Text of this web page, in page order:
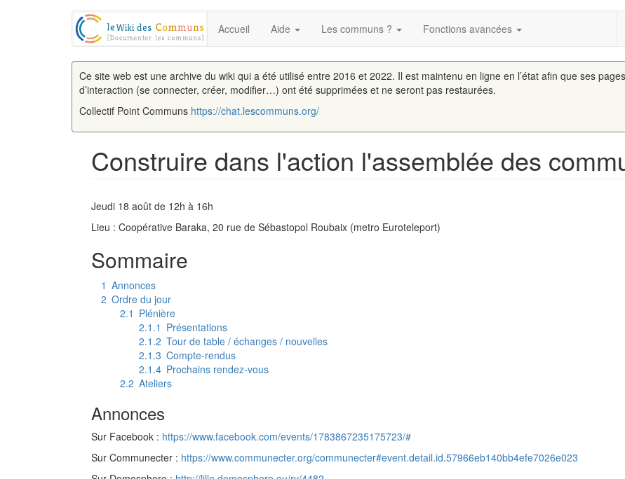
Accueil Aide Les communs ? Fonctions avancées
Ce site web est une archive du wiki qui a été utilisé entre 2016 et 2022. Il est maintenu en ligne en l’état afin que ses
d’interaction (se connecter, créer, modifier…) ont été supprimées et ne seront pas restaurées.
Collectif Point Communs https://chat.lescommuns.org/
Construire dans l'action l'assemblée des
Jeudi 18 août de 12h à 16h
Lieu : Coopérative Baraka, 20 rue de Sébastopol Roubaix (metro Euroteleport)
Sommaire
1 Annonces
2 Ordre du jour
2.1 Plénière
2.1.1 Présentations
2.1.2 Tour de table / échanges / nouvelles
2.1.3 Compte-rendus
2.1.4 Prochains rendez-vous
2.2 Ateliers
Annonces
Sur Facebook : https://www.facebook.com/events/1783867235175723/#
Sur Communecter : https://www.communecter.org/communecter#event.detail.id.57966eb140bb4efe7026e023